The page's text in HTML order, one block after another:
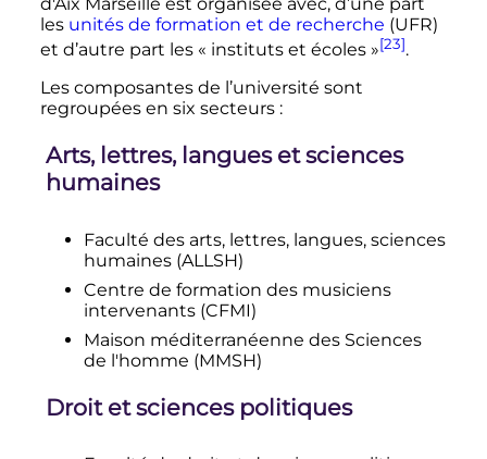
les unités de formation et de recherche (UFR)
et d’autre part les « instituts et écoles »[23].
Les composantes de l’université sont
regroupées en six secteurs :
Arts, lettres, langues et sciences
humaines
Faculté des arts, lettres, langues, sciences
humaines (ALLSH)
Centre de formation des musiciens
intervenants (CFMI)
Maison méditerranéenne des Sciences
de l'homme (MMSH)
Droit et sciences politiques